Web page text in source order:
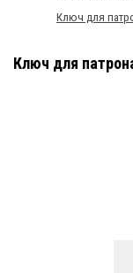
Ключ для
Ключ для